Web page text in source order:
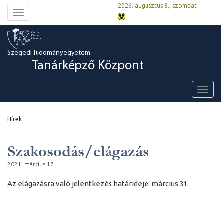
Toggle
navigation
2026. augusztus 8., szombat
Szegedi Tudományegyetem
Tanárképző Központ
Hírek
Szakosodás/elágazás
2021. március 17.
Az elágazásra való jelentkezés határideje: március 31.